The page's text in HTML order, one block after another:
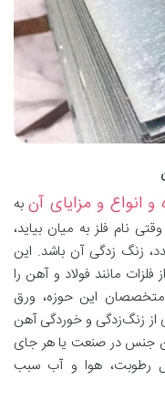
و انواع و مزایای آنبه
نام فلز به میان بیاید،
زنگ‌ زدگی آن باشد. این
مانند فولاد و آهن را
این حوزه، ورق
از زنگ‌زدگی و خوردگی آهن
جنس در صنعت یا هر جای
رطوبت، هوا و آب سبب